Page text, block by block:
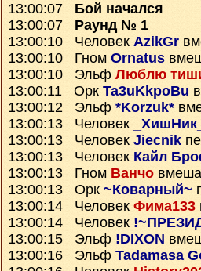
13:00:07 Бой начался
13:00:07 Раунд № 1
13:00:10 Человек AzikGr
13:00:10 Гном Ornatus
13:00:10 Эльф Люблю
13:00:11 Орк Ta3uKkpoBu
13:00:12 Эльф *Korzuk*
13:00:13 Человек
_ХишНик_
13:00:13 Человек Jiecnik
13:00:13 Человек Кайл
13:00:13 Гном Ванчо
13:00:13 Орк ~Коварный~
13:00:14 Человек Фима133
13:00:14 Человек
13:00:15 Эльф !DIXON
13:00:16 Эльф Tadamasa